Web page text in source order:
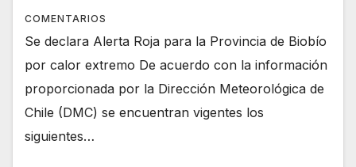
COMENTARIOS
Se declara Alerta Roja para la Provincia de Biobío
por calor extremo De acuerdo con la información
proporcionada por la Dirección Meteorológica de
Chile (DMC) se encuentran vigentes los
siguientes…